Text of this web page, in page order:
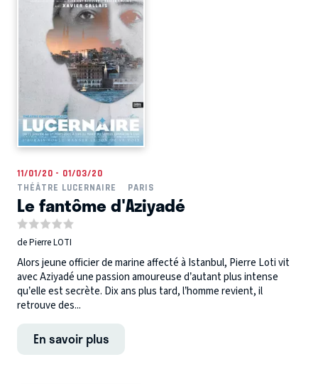
11/01/20 - 01/03/20
THÉÂTRE LUCERNAIRE
PARIS
Le fantôme d'Aziyadé
de Pierre LOTI
Alors jeune officier de marine affecté à Istanbul, Pierre Loti vit
avec Aziyadé une passion amoureuse d’autant plus intense
qu’elle est secrète. Dix ans plus tard, l’homme revient, il
retrouve des...
En savoir plus